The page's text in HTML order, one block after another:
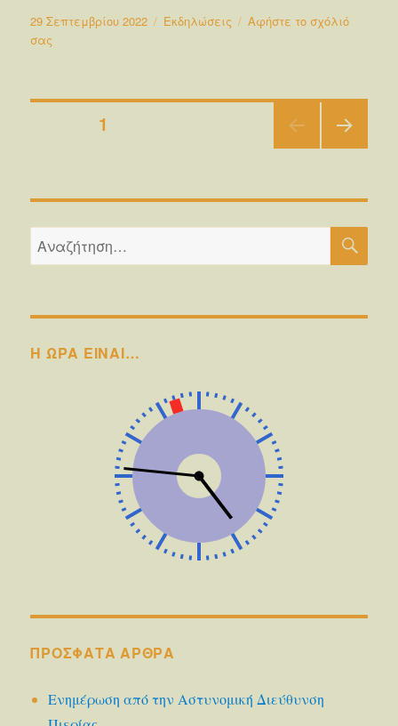
Δημοσιεύτηκε
την
29 Σεπτεμβρίου 2022 Κατηγορίες
Εκδηλώσεις
Αφήστε το σχόλιό
σας
Σελιδοποίηση
ΣΕΛΊΔΑ1
ΣΕΛΊ
ΔΑ
Αναζήτηση
για:
Η ΩΡΑ ΕΙΝΑΙ…
ΠΡΌΣΦΑΤΑ ΆΡΘΡΑ
Ενημέρωση από την Αστυνομική Διεύθυνση